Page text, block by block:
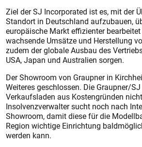
Ziel der SJ Incorporated ist es, mit der
Standort in Deutschland aufzubauen,
europäische Markt effizienter
wachsende Umsätze und Herstellung
zudem der globale Ausbau des
USA, Japan und Australien sorgen.
Der Showroom von Graupner in
Weiteres geschlossen. Die Graupner/
Verkaufsladen aus Kostengründen
Insolvenzverwalter sucht noch nach
Showroom, damit diese für die
Region wichtige Einrichtung
werden kann.